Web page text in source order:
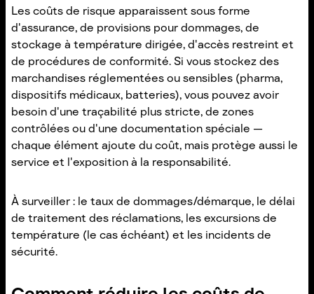
Les coûts de risque apparaissent sous forme
d'assurance, de provisions pour dommages, de
stockage à température dirigée, d'accès restreint et
de procédures de conformité. Si vous stockez des
marchandises réglementées ou sensibles (pharma,
dispositifs médicaux, batteries), vous pouvez avoir
besoin d'une traçabilité plus stricte, de zones
contrôlées ou d'une documentation spéciale —
chaque élément ajoute du coût, mais protège aussi le
service et l'exposition à la responsabilité.
À surveiller : le taux de dommages/démarque, le délai
de traitement des réclamations, les excursions de
température (le cas échéant) et les incidents de
sécurité.